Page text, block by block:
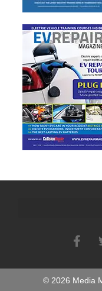
© 2026 Media